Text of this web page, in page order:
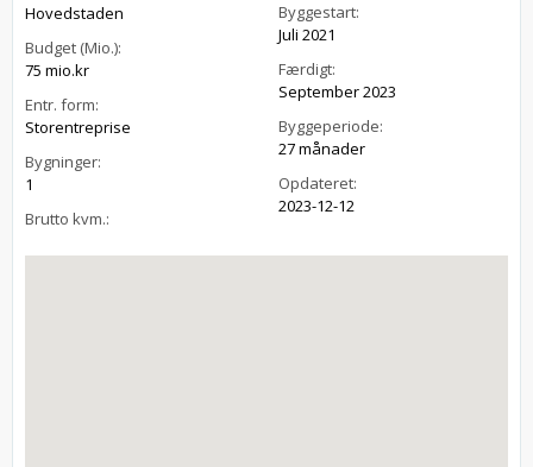
Hovedstaden
Budget (Mio.):
75 mio.kr
Entr. form:
Storentreprise
Bygninger:
1
Brutto kvm.:
Byggestart:
Juli 2021
Færdigt:
September 2023
Byggeperiode:
27 månader
Opdateret:
2023-12-12